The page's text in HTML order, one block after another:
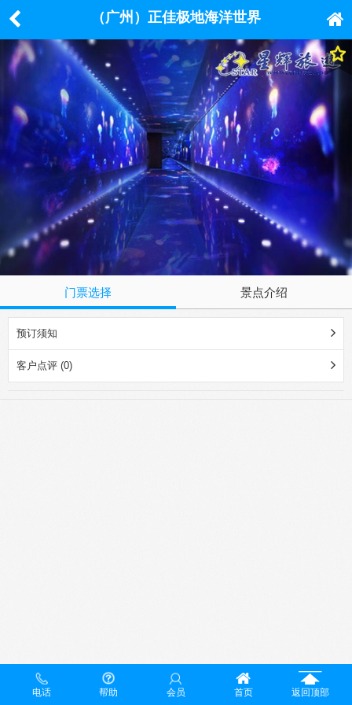
（广州）正佳极地海洋世界
门票选择 景点介绍
预订须知
客户点评 (0)
电话 帮助 会员 首页 返回顶部